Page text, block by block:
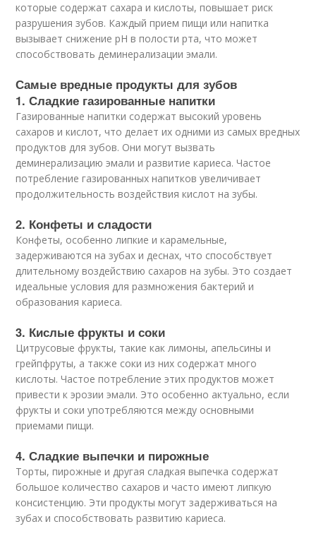
которые содержат сахара и кислоты, повышает риск
разрушения зубов. Каждый прием пищи или напитка
вызывает снижение pH в полости рта, что может
способствовать деминерализации эмали.
Самые вредные продукты для зубов
1. Сладкие газированные напитки
Газированные напитки содержат высокий уровень
сахаров и кислот, что делает их одними из самых вредных
продуктов для зубов. Они могут вызвать
деминерализацию эмали и развитие кариеса. Частое
потребление газированных напитков увеличивает
продолжительность воздействия кислот на зубы.
2. Конфеты и сладости
Конфеты, особенно липкие и карамельные,
задерживаются на зубах и деснах, что способствует
длительному воздействию сахаров на зубы. Это создает
идеальные условия для размножения бактерий и
образования кариеса.
3. Кислые фрукты и соки
Цитрусовые фрукты, такие как лимоны, апельсины и
грейпфруты, а также соки из них содержат много
кислоты. Частое потребление этих продуктов может
привести к эрозии эмали. Это особенно актуально, если
фрукты и соки употребляются между основными
приемами пищи.
4. Сладкие выпечки и пирожные
Торты, пирожные и другая сладкая выпечка содержат
большое количество сахаров и часто имеют липкую
консистенцию. Эти продукты могут задерживаться на
зубах и способствовать развитию кариеса.